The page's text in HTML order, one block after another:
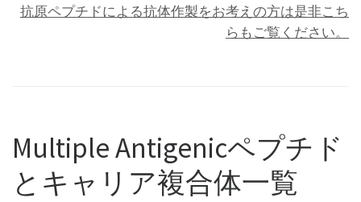
抗原ペプチドによる抗体作製をお考えの方は是非こち
らもご覧ください。
Multiple Antigenicペプチド
とキャリア複合体一覧